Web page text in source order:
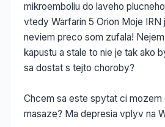
mikroemboliu do laveho
vtedy Warfarin 5 Orion Moje IRN
neviem preco som zufala!
kapustu a stale to nie je tak ako
sa dostat s tejto choroby?
Chcem sa este spytat ci mozem
masaze? Ma depresia vplyv na